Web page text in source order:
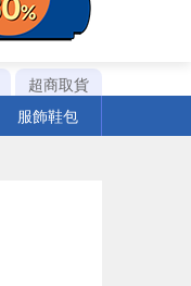
超商取貨
服飾鞋包